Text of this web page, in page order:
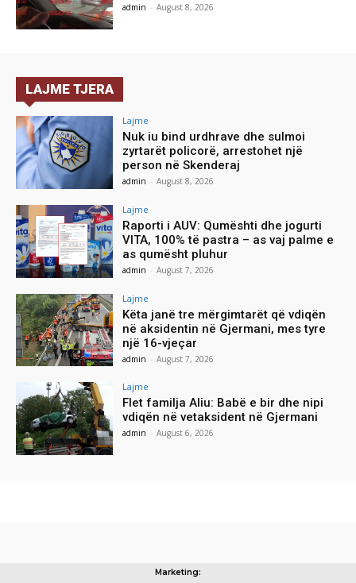
admin - August 8, 2026
LAJME TJERA
Lajme
Nuk iu bind urdhrave dhe sulmoi
zyrtarët policorë, arrestohet një
person në Skenderaj
admin - August 8, 2026
Lajme
Raporti i AUV: Qumështi dhe jogurti
VITA, 100% të pastra – as vaj palme e
as qumësht pluhur
admin - August 7, 2026
Lajme
Këta janë tre mërgimtarët që vdiqën
në aksidentin në Gjermani, mes tyre
një 16-vjeçar
admin - August 7, 2026
Lajme
Flet familja Aliu: Babë e bir dhe nipi
vdiqën në vetaksident në Gjermani
admin - August 6, 2026
Marketing: